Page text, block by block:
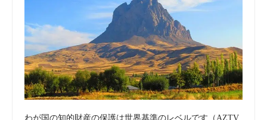
庁
(COPAT)
商
わが国の知的財産の保護は世界基準のレベルです（AZTV